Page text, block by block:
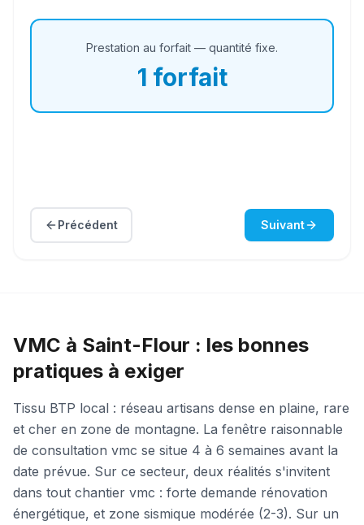
Prestation au forfait — quantité fixe.
1 forfait
Précédent Suivant
VMC à Saint-Flour : les bonnes
pratiques à exiger
Tissu BTP local : réseau artisans dense en plaine, rare
et cher en zone de montagne. La fenêtre raisonnable
de consultation vmc se situe 4 à 6 semaines avant la
date prévue. Sur ce secteur, deux réalités s'invitent
dans tout chantier vmc : forte demande rénovation
énergétique, et zone sismique modérée (2-3). Sur un